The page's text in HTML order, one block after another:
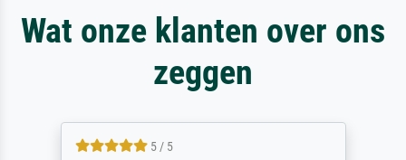
Wat onze klanten over ons
zeggen
5 / 5